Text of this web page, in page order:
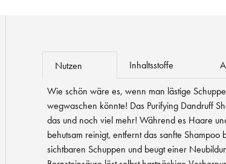
Nutzen Inhaltsstoffe
Wie schön wäre es, wenn man lästige
wegwaschen könnte! Das Purifying Dandruff
das und noch viel mehr! Während es Haare
behutsam reinigt, entfernt das sanfte Shampoo
sichtbaren Schuppen und beugt einer